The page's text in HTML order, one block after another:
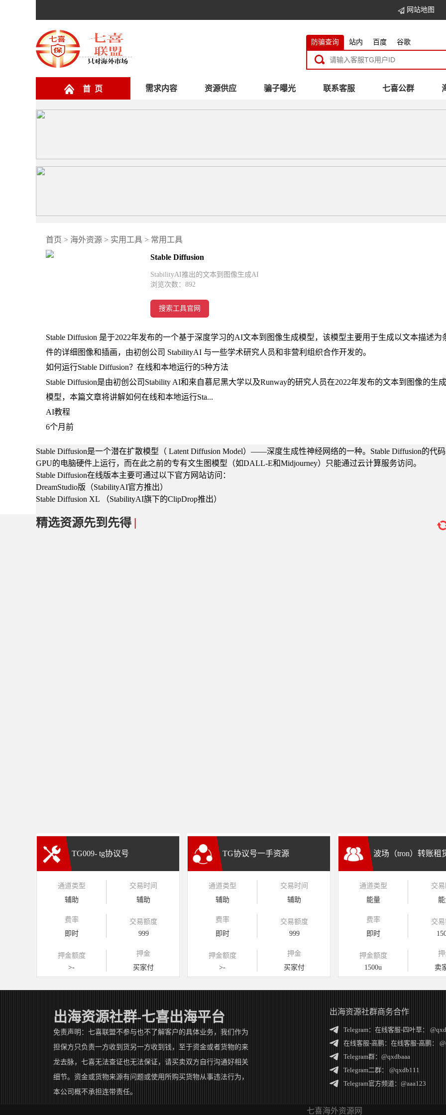
网站地图
防骗查询 站内 百度 谷歌
首 页 需求内容 资源供应 骗子曝光 联系客服 七喜公群
首页 > 海外资源 > 实用工具 > 常用工具
Stable Diffusion
StabilityAI推出的文本到图像生成AI
浏览次数： 892
搜索工具官网
Stable Diffusion 是于2022年发布的一个基于深度学习的AI文本到图像生成模型，该模型主要用于生成以文本描述为
件的详细图像和插画，由初创公司 StabilityAI 与一些学术研究人员和非营利组织合作开发的。
如何运行Stable Diffusion？在线和本地运行的5种方法
Stable Diffusion是由初创公司Stability AI和来自慕尼黑大学以及Runway的研究人员在2022年发布的文本到图像的生成
模型，本篇文章将讲解如何在线和本地运行Sta...
AI教程
6个月前
Stable Diffusion是一个潜在扩散模型（ Latent Diffusion Model）——深度生成性神经网络的一种。Stable Diffusion的代
GPU的电脑硬件上运行，而在此之前的专有文生图模型（如DALL-E和Midjourney）只能通过云计算服务访问。
Stable Diffusion在线版本主要可通过以下官方网站访问：
DreamStudio版（StabilityAI官方推出）
Stable Diffusion XL （StabilityAI旗下的ClipDrop推出）
精选资源先到先得 |
TG009- tg协议号
通道类型
辅助
交易时间
辅助
费率
即时
交易额度
999
押金额度
>-
押金
买家付
TG协议号一手资源
通道类型
辅助
交易时间
辅助
费率
即时
交易额度
999
押金额度
>-
押金
买家付
波场（tron）转账租
通道类型
能量
交
费率
即时
交
押金额度
1500u
卖
出海资源社群-七喜出海平台
免责声明：七喜联盟不参与也不了解客户的具体业务，我们作为
担保方只负责一方收到货另一方收到钱，至于资金或者货物的来
龙去脉，七喜无法查证也无法保证，请买卖双方自行沟通好相关
细节。资金或货物来源有问题或使用所购买货物从事违法行为，
本公司概不承担连带责任。
出海资源社群商务合作
Telegram： 在线客服-四叶草：
在线客服-高鹏： 在线客服-高鹏：
Telegram群： @qxdbaaa
Telegram二群： @qxdb111
Telegram官方频道： @aaa123
七喜海外资源网